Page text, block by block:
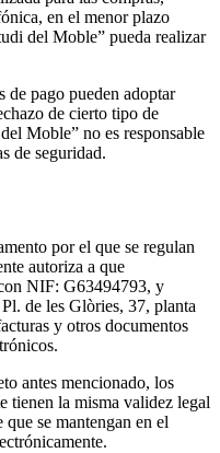
en el menor plazo
del Moble” pueda realizar
de pago pueden adoptar
de cierto tipo de
Moble” no es responsable
de seguridad.
por el que se regulan
autoriza a que
NIF: G63494793, y
de les Glòries, 37, planta
y otros documentos
antes mencionado, los
tienen la misma validez legal
se mantengan en el